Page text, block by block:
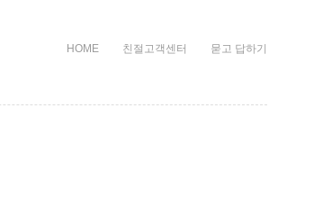
HOME 친절고객센터 묻고 답하기